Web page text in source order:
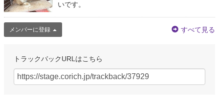
いです。
メンバーに登録 すべて見る
トラックバックURLはこちら